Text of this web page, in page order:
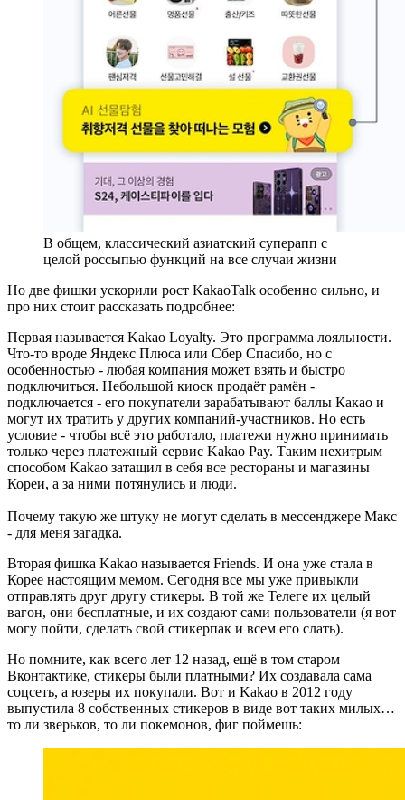
В общем, классический азиатский суперапп с
целой россыпью функций на все случаи жизни
Но две фишки ускорили рост KakaoTalk особенно сильно, и
про них стоит рассказать подробнее:
Первая называется Kakao Loyalty. Это программа лояльности.
Что-то вроде Яндекс Плюса или Сбер Спасибо, но с
особенностью - любая компания может взять и быстро
подключиться. Небольшой киоск продаёт рамён -
подключается - его покупатели зарабатывают баллы Какао и
могут их тратить у других компаний-участников. Но есть
условие - чтобы всё это работало, платежи нужно принимать
только через платежный сервис Kakao Pay. Таким нехитрым
способом Kakao затащил в себя все рестораны и магазины
Кореи, а за ними потянулись и люди.
Почему такую же штуку не могут сделать в мессенджере Макс
- для меня загадка.
Вторая фишка Kakao называется Friends. И она уже стала в
Корее настоящим мемом. Сегодня все мы уже привыкли
отправлять друг другу стикеры. В той же Телеге их целый
вагон, они бесплатные, и их создают сами пользователи (я вот
могу пойти, сделать свой стикерпак и всем его слать).
Но помните, как всего лет 12 назад, ещё в том старом
Вконтактике, стикеры были платными? Их создавала сама
соцсеть, а юзеры их покупали. Вот и Kakao в 2012 году
выпустила 8 собственных стикеров в виде вот таких милых…
то ли зверьков, то ли покемонов, фиг поймешь: